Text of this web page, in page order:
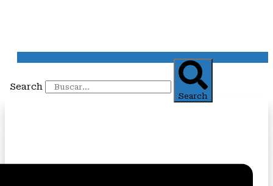
Search
Search